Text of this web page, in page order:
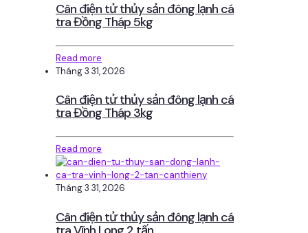
Cân điện tử thủy sản đông lạnh cá
tra Đồng Tháp 5kg
Read more
Tháng 3 31, 2026
Cân điện tử thủy sản đông lạnh cá
tra Đồng Tháp 3kg
Read more
Tháng 3 31, 2026
Cân điện tử thủy sản đông lạnh cá